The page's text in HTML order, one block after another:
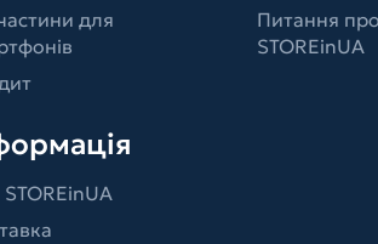
для
Питання
STOREinUA